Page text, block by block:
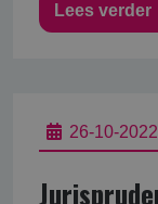
Lees verder
26-10-2022